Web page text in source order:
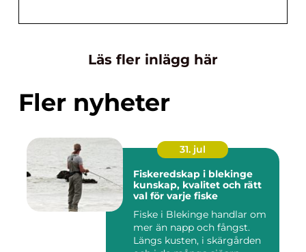
Läs fler inlägg här
Fler nyheter
31. jul
Fiskeredskap i blekinge
kunskap, kvalitet och rätt
val för varje fiske
Fiske i Blekinge handlar om
mer än napp och fångst.
Längs kusten, i skärgården